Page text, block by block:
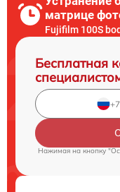
матрице
Fujifilm 100S
Бесплатная
Нажимая на кнопку